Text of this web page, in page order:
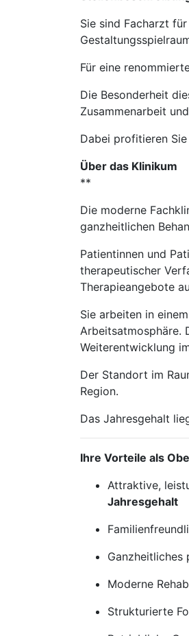
Sie sind Facharzt
Für eine
Die Besonderheit
Zusammenarbeit
Dabei profitieren
Über das Klinikum
**
Die moderne
ganzheitlichen
Patientinnen und
therapeutischer
Therapieangebote
Sie arbeiten in
Arbeitsatmosphäre.
Weiterentwicklung
Der Standort im
Region.
Das Jahresgehalt
Ihre Vorteile als
Attraktive,
Jahresgehalt
Moderne
Strukturierte